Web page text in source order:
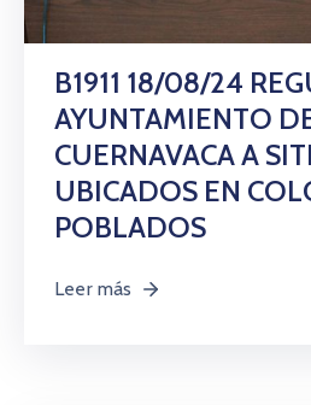
B1911 18/08/24
AYUNTAMIENTO
CUERNAVACA A
UBICADOS EN
POBLADOS
Leer más